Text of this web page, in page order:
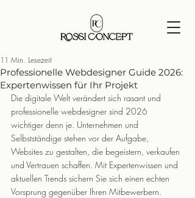
Professionelle Webdesigner Guide 2026:
Expertenwissen für Ihr Projekt
11 Min. Lesezeit
Die digitale Welt verändert sich rasant und
professionelle webdesigner sind 2026
wichtiger denn je. Unternehmen und
Selbstständige stehen vor der Aufgabe,
Websites zu gestalten, die begeistern, verkaufen
und Vertrauen schaffen. Mit Expertenwissen und
aktuellen Trends sichern Sie sich einen echten
Vorsprung gegenüber Ihren Mitbewerbern.